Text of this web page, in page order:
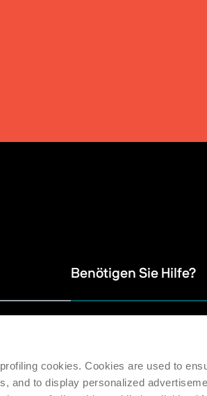
cookies. Cookies are used to
and to display personalized
Benötigen Sie Hilfe?
Serviceanfrage